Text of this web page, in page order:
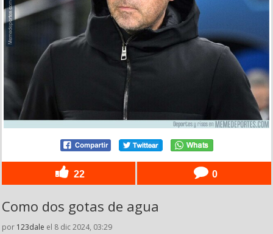
22 0
Como dos gotas de agua
por 123dale el 8 dic 2024, 03:29